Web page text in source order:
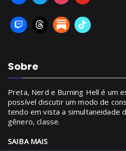
Sobre
Preta, Nerd e Burning Hell é um
possível discutir um modo de
tendo em vista a simultaneidade
gênero, classe.
SAIBA MAIS